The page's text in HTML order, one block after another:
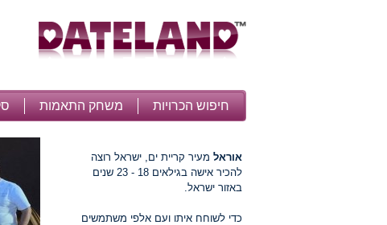
חיפוש הכרויות משחק התאמות
אוראל מעיר קריית ים, ישראל רוצה
להכיר אישה בגילאים 18 - 23 שנים
באזור ישראל.
כדי לשוחח איתו ועם אלפי משתמשים